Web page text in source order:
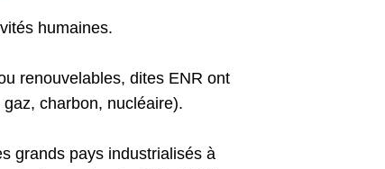
humaines.
renouvelables, dites ENR ont
charbon, nucléaire).
grands pays industrialisés à